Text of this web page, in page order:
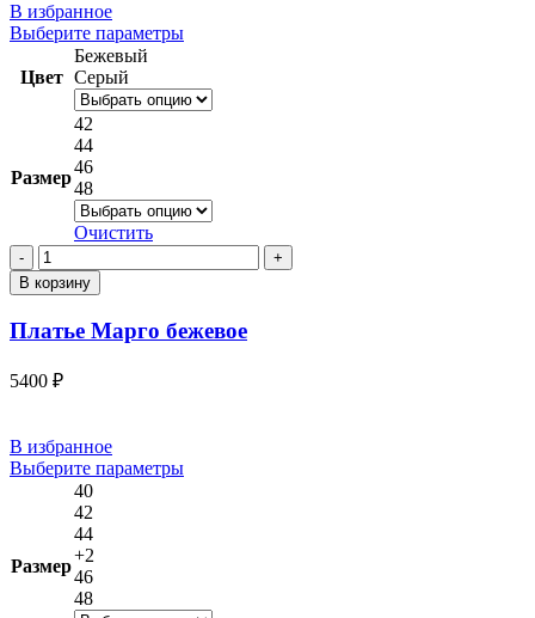
В избранное
Выберите параметрыЭтот
несколько
вариаций.
на
странице
товара.
Цвет
Бежевый
Серый
Размер
42
44
46
48
Очистить
Количество
товара
Платье
бежевое
В корзину
Платье Марго бежевое
5400 ₽
В избранное
Выберите параметрыЭтот
Размер
40
42
44
+2
46
48